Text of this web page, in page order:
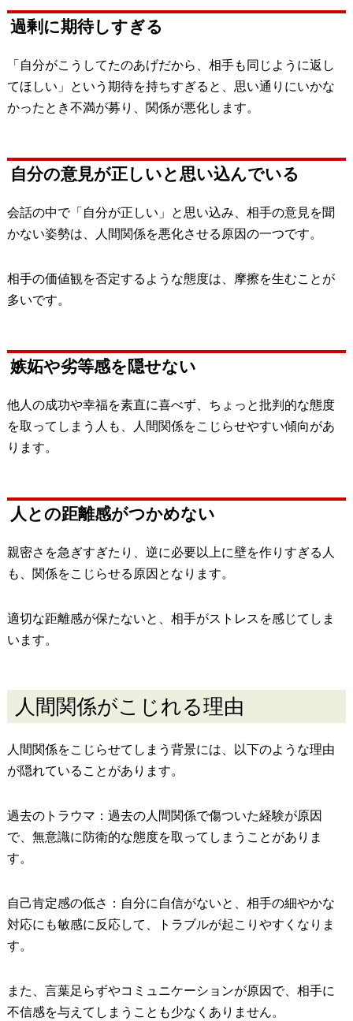
過剰に期待しすぎる
「自分がこうしてたのあげだから、相手も同じように返し
てほしい」という期待を持ちすぎると、思い通りにいかな
かったとき不満が募り、関係が悪化します。
自分の意見が正しいと思い込んでいる
会話の中で「自分が正しい」と思い込み、相手の意見を聞
かない姿勢は、人間関係を悪化させる原因の一つです。
相手の価値観を否定するような態度は、摩擦を生むことが
多いです。
嫉妬や劣等感を隠せない
他人の成功や幸福を素直に喜べず、ちょっと批判的な態度
を取ってしまう人も、人間関係をこじらせやすい傾向があ
ります。
人との距離感がつかめない
親密さを急ぎすぎたり、逆に必要以上に壁を作りすぎる人
も、関係をこじらせる原因となります。
適切な距離感が保たないと、相手がストレスを感じてしま
います。
人間関係がこじれる理由
人間関係をこじらせてしまう背景には、以下のような理由
が隠れていることがあります。
過去のトラウマ：過去の人間関係で傷ついた経験が原因
で、無意識に防衛的な態度を取ってしまうことがありま
す。
自己肯定感の低さ：自分に自信がないと、相手の細やかな
対応にも敏感に反応して、トラブルが起こりやすくなりま
す。
また、言葉足らずやコミュニケーションが原因で、相手に
不信感を与えてしまうことも少なくありません。